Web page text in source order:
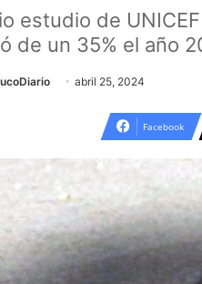
estudio de
de un 35% el año
abril 25, 2024
Facebook